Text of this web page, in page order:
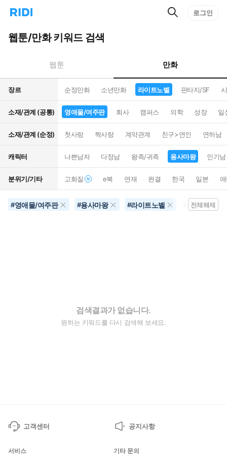
리
홈
으
턴
트
검
로그인
웹툰/만화 키워드 검색
웹툰 만화
장르 순정만화 소년만화 라이트노벨 판타지/SF
소재/관계 (공통) 영애물/여주판 회사 캠퍼스 의학 성장 일
소재/관계 (순정) 첫사랑 짝사랑 계약관계 친구>연인 연하남
캐릭터 나쁜남자 다정남 왕족/귀족 용사마왕 인기남
분위기/기타 고화질 e북 연재 완결 한국 일본
#영애물/여주판 #용사마왕 #라이트노벨 미래배경
전체해제
검색결과가 없습니다.
원하는 키워드를 다시 검색해 보세요.
고객센터 공지사항
서비스 기타 문의